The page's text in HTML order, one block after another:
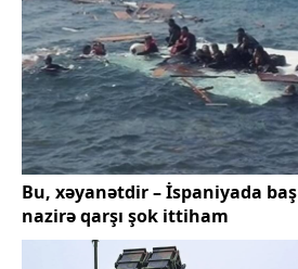
Bu, xəyanətdir – İspaniyada baş
nazirə qarşı şok ittiham